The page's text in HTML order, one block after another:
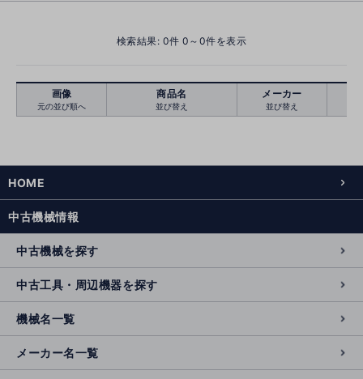
絞り込む クリア
検索結果: 0件 0～0件を表示
画像
元の並び順へ
商品名
並び替え
メーカー
並び替え
HOME
中古機械情報
中古機械を探す
中古工具・周辺機器を探す
機械名一覧
メーカー名一覧